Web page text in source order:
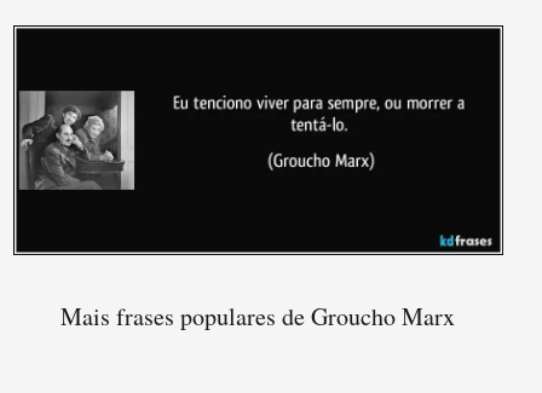
Mais frases populares de Groucho Marx